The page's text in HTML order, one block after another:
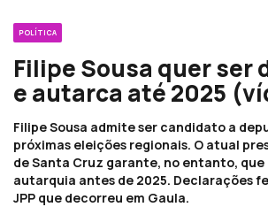
POLÍTICA
Filipe Sousa quer ser
e autarca até 2025
Filipe Sousa admite ser candidato a
próximas eleições regionais. O atual
de Santa Cruz garante, no entanto, que
autarquia antes de 2025. Declarações
JPP que decorreu em Gaula.